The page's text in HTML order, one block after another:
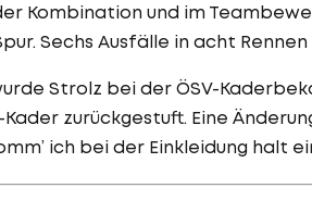
Kombination und im
Sechs Ausfälle in acht
Strolz bei der ÖSV-
zurückgestuft. Eine
ich bei der Einkleidung halt